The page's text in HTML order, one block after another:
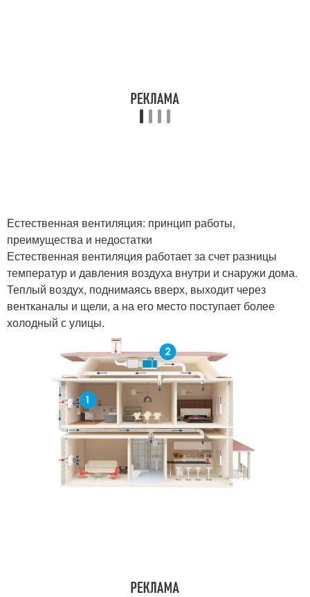
Естественная вентиляция: принцип работы,
преимущества и недостатки
Естественная вентиляция работает за счет разницы
температур и давления воздуха внутри и снаружи дома.
Теплый воздух, поднимаясь вверх, выходит через
вентканалы и щели, а на его место поступает более
холодный с улицы.